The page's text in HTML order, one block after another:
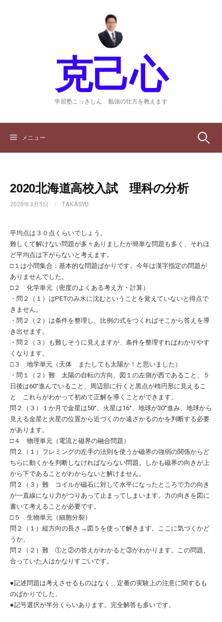
克己心
学習塾こっきしん 勉強の仕方を教えます
メニュー 検
2020北海道高校入試 理科の分析
2020年3月5日 / TAKASYU
平均点は３０点くらいでしょう。
難しくて解けない問題が多々ありましたが簡単な問題も多く、それほ
ど平均点は下がらないと考えます。
□１は小問集合：基本的な問題ばかりです。今年は漢字指定の問題が
ありませんでした。
□２ 化学単元（密度のよくある考え方・計算）
・問２（１）はPETのみ水に沈むということを覚えていないと得点で
きません。
・問２（２）は条件を整理し、比例の式をつくればそこから答えを導
き出せます。
・問２（３）も難しそうに見えますが、条件を整理すればわかりやす
くなります。
□３ 地学単元（天体 またしても太陽か！と思いました）
・問１（２）難 太陽の自転の方向、図１の左側が西であること、５
日後は60°進んでいること、周辺部に行くと黒点が楕円形に見えるこ
と これらがわかって初めて正解を導くことができます。
問２（３）１か月で金星は50°、火星は16°、地球が30°進み、地球から
見える金星と火星の位置から近づくのか遠ざかるのかを判断する必要
があります。
□４ 物理単元（電流と磁界の融合問題）
問２（１）フレミングの左手の法則を使うか磁界の強弱の関係からど
ちらに動くかを判断しなければならない問題。しかも磁界の向きが上
から下であることがわからないと解けません。
問２（３）難 コイルが磁石に対して水平になったところで力の向き
が一直線になり力がつりあって止まってしまいます。力の向きを図に
書いて考えることが必要です。
□５ 生物単元（細胞分裂）
問２（１）縦方向の長さ→図５を使って解きます。ここに気づくかど
うか。
問２（２）難 ①と②の答えがわかると③がわかります。この問題、
合っていた人はかなりすごいです。
●記述問題は考えさせるものはなく、定番の実験上の注意に関するも
のばかりでした。
●記号選択が半分くらいあります。完全解答も多いです。